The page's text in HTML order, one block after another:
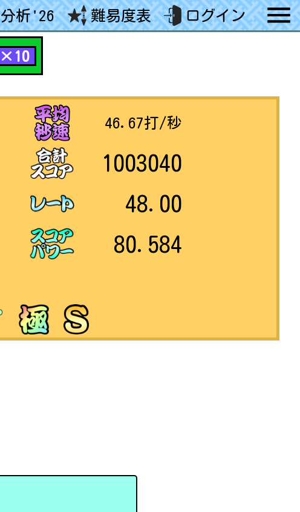
析'26 難易度表 ログイン
46.67打/秒
1003040
48.00
80.584